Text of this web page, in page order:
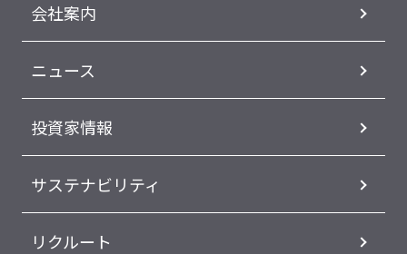
会社案内
ニュース
投資家情報
サステナビリティ
リクルート